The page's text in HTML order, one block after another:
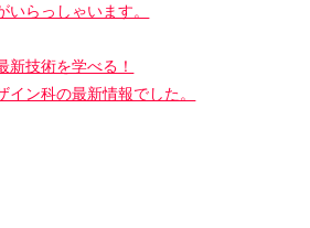
らっしゃいます。
新技術を学べる！
ン科の最新情報でした。